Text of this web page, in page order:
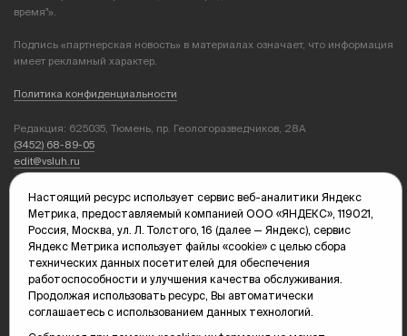
время"».
Подпись «партнерская новость» в материалах означает, что информация
имеет рекламный характер.
Политика конфиденциальности
Редакция: 625035, Тюмень, пр. Геологоразведчиков, 28А
(3452) 68-89-05
edit@vsluh.ru
Главный редактор: Панкина Т.Ю.
kika@vsluh.ru
По вопросам рекламы:
(3452) 68-89-78
kotovaev@sibinformburo.ru
mim@vsluh.ru
Настоящий ресурс использует сервис веб-аналитики Яндекс
Метрика, предоставляемый компанией ООО «ЯНДЕКС», 119021,
Россия, Москва, ул. Л. Толстого, 16 (далее — Яндекс), сервис
Яндекс Метрика использует файлы «cookie» с целью сбора
технических данных посетителей для обеспечения
работоспособности и улучшения качества обслуживания.
Продолжая использовать ресурс, Вы автоматически
соглашаетесь с использованием данных технологий.